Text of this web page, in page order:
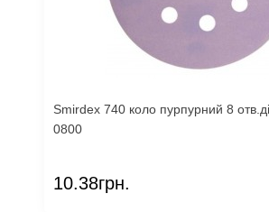
Smirdex 740 коло пурпурний 8
0800
10.38грн.